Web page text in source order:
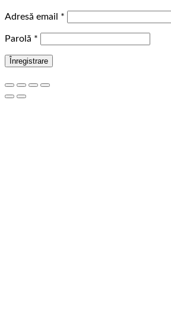
Adresă email *
Parolă *
Înregistrare